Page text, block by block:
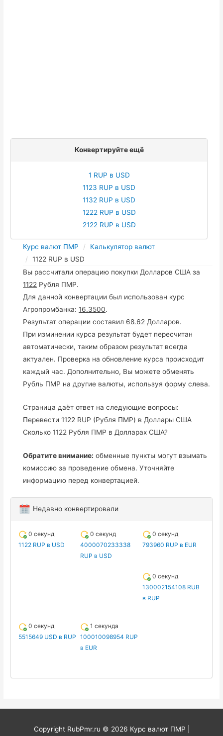
Конвертируйте ещё
1 RUP в USD
1123 RUP в USD
1132 RUP в USD
1222 RUP в USD
2122 RUP в USD
Курс валют ПМР
Калькулятор валют
1122 RUP в USD
Вы рассчитали операцию покупки Долларов США за
1122 Рубля ПМР.
Для данной конвертации был использован курс
Агропромбанка:16.3500.
Результат операции составил 68.62 Долларов.
При изминении курса результат будет пересчитан
автоматически, таким образом результат всегда
актуален. Проверка на обновление курса происходит
каждый час. Дополнительно, Вы можете обменять
Рубль ПМР на другие валюты, используя форму слева.
Страница даёт ответ на следующие вопросы:
Перевести 1122 RUP (Рубля ПМР) в Доллары США
Сколько 1122 Рубля ПМР в Долларах США?
Обратите внимание: обменные пункты могут взымать
комиссию за проведение обмена. Уточняйте
информацию перед конвертацией.
Недавно конвертировали
0 секунд
1122 RUP в USD
0 секунд
4000070233338
RUP в USD
0 секунд
793960 RUP в EUR
0 секунд
130002154108 RUB
в RUP
0 секунд
5515649 USD в RUP
1 секунда
100010098954 RUP
в EUR
Copyright RubPmr.ru © 2026 Курс валют ПМР